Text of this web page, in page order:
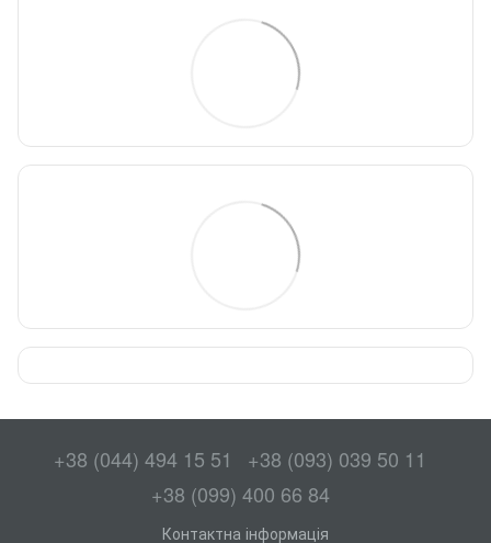
+38 (044) 494 15 51
+38 (093) 039 50 11
+38 (099) 400 66 84
Контактна інформація